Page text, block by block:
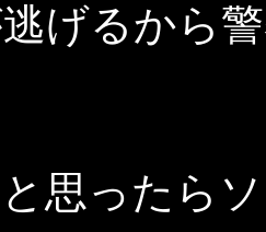
げるから
思ったら